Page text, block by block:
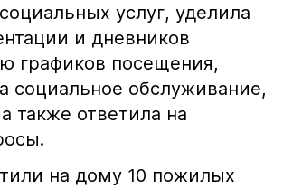
услуг, уделила
и дневников
графиков посещения,
социальное обслуживание,
также ответила на
на дому 10 пожилых